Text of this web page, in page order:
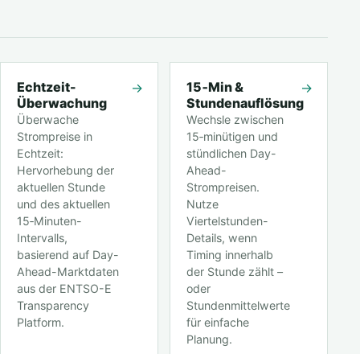
Echtzeit-
Überwachung
Überwache
Strompreise in
Echtzeit:
Hervorhebung der
aktuellen Stunde
und des aktuellen
15‑Minuten-
Intervalls,
basierend auf Day-
Ahead-Marktdaten
aus der ENTSO-E
Transparency
Platform.
→
15‑Min &
Stundenauflösung
Wechsle zwischen
15‑minütigen und
stündlichen Day-
Ahead-
Strompreisen.
Nutze
Viertelstunden-
Details, wenn
Timing innerhalb
der Stunde zählt –
oder
Stundenmittelwerte
für einfache
Planung.
→